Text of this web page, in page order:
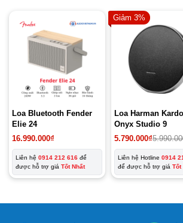
Loa Bluetooth Fender
Elie 24
16.990.000₫
Liên hệ 0914 212 616 để
được hỗ trợ giá Tốt Nhất
Giảm 3%
Loa Harman
Onyx Studio 9
5.790.000₫
Liên hệ Hotline0914
để được hỗ trợ giáTốt